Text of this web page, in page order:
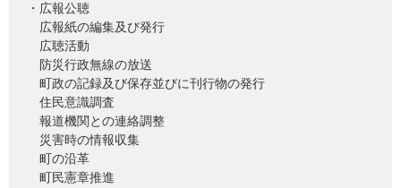
・広報公聴
広報紙の編集及び発行
広聴活動
防災行政無線の放送
町政の記録及び保存並びに刊行物の発行
住民意識調査
報道機関との連絡調整
災害時の情報収集
町の沿革
町民憲章推進